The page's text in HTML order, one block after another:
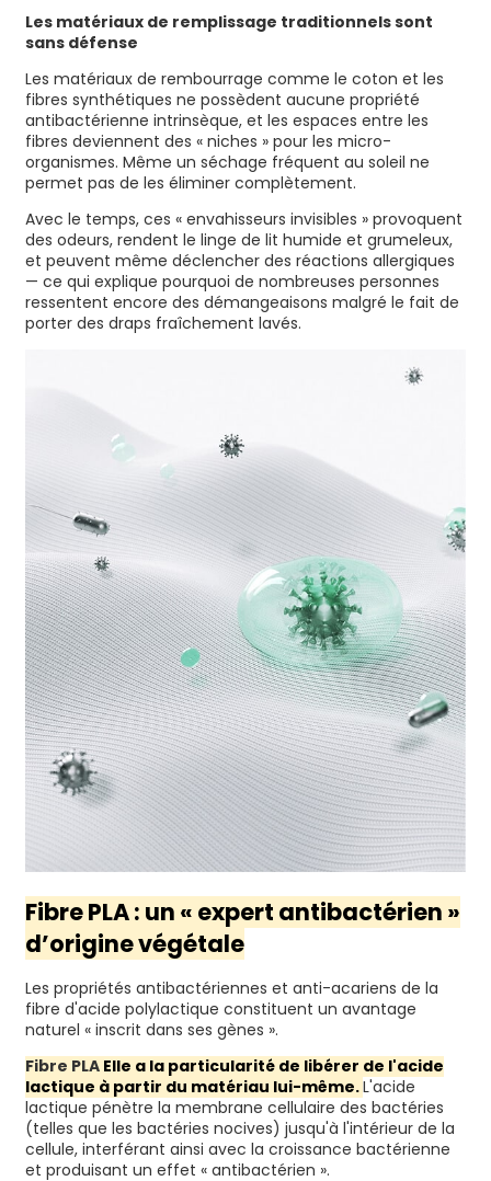
Les matériaux de remplissage traditionnels sont
sans défense
Les matériaux de rembourrage comme le coton et les
fibres synthétiques ne possèdent aucune propriété
antibactérienne intrinsèque, et les espaces entre les
fibres deviennent des « niches » pour les micro-
organismes. Même un séchage fréquent au soleil ne
permet pas de les éliminer complètement.
Avec le temps, ces « envahisseurs invisibles » provoquent
des odeurs, rendent le linge de lit humide et grumeleux,
et peuvent même déclencher des réactions allergiques
— ce qui explique pourquoi de nombreuses personnes
ressentent encore des démangeaisons malgré le fait de
porter des draps fraîchement lavés.
Fibre PLA : un « expert antibactérien »
d’origine végétale
Les propriétés antibactériennes et anti-acariens de la
fibre d'acide polylactique constituent un avantage
naturel « inscrit dans ses gènes ».
Fibre PLA Elle a la particularité de libérer de l'acide
lactique à partir du matériau lui-même.L'acide
lactique pénètre la membrane cellulaire des bactéries
(telles que les bactéries nocives) jusqu'à l'intérieur de la
cellule, interférant ainsi avec la croissance bactérienne
et produisant un effet « antibactérien ».